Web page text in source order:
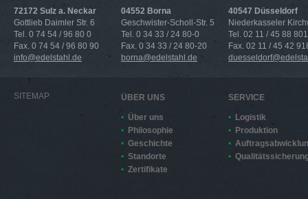
72172 Sulz a. Neckar
Gottlieb Daimler Str. 6
Tel. 0 74 54 / 96 80 0
Fax. 0 74 54 / 96 80 90
info@edelstahl.de
04552 Borna
Geschwister-Scholl-Str. 5
Tel. 0 34 33 / 24 80-0
Fax. 0 34 33 / 24 80-20
borna@edelstahl.de
40547 Düsseldorf
Niederkasseler
Tel. 02 11 / 45 88 801
Fax. 02 11 / 45 42
SITEMAP ÜBER UNS
Über uns
Philosophie
Geschichte
Standorte
Zertifikate
SERVICE
Logistik
Produktion